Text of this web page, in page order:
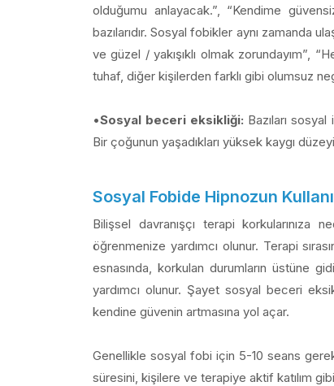
olduğumu anlayacak.”, “Kendime
bazılarıdır. Sosyal fobikler aynı zamanda
ve güzel / yakışıklı olmak zorundayım”,
tuhaf, diğer kişilerden farklı gibi olumsuz
•Sosyal beceri eksikliği: Bazıları
Bir çoğunun yaşadıkları yüksek kaygı
Sosyal Fobide Hipnozun
Bilişsel davranışçı terapi korkularınıza
öğrenmenize yardımcı olunur. Terapi
esnasında, korkulan durumların üstüne
yardımcı olunur. Şayet sosyal beceri
kendine güvenin artmasına yol açar.
Genellikle sosyal fobi için 5-10 seans
süresini, kişilere ve terapiye aktif katılım